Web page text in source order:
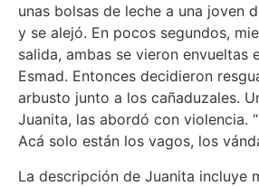
unas bolsas de leche a una joven
y se alejó. En pocos segundos,
salida, ambas se vieron envueltas
Esmad. Entonces decidieron
arbusto junto a los cañaduzales.
Juanita, las abordó con violencia.
Acá solo están los vagos, los
La descripción de Juanita incluye